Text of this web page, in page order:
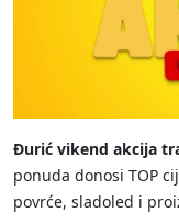
Đurić vikend akcija
ponuda donosi TOP
povrće, sladoled i